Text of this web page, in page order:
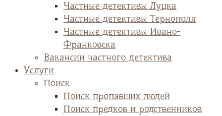
Частные детективы Луцка
Частные детективы Тернополя
Частные детективы Ивано-
Франковска
Вакансии частного детектива
Услуги
Поиск
Поиск пропавших людей
Поиск предков и родственников